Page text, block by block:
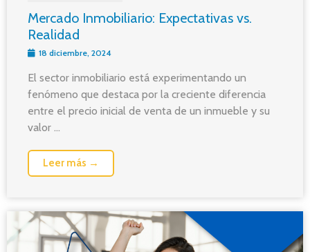
Mercado Inmobiliario: Expectativas vs.
Realidad
18 diciembre, 2024
El sector inmobiliario está experimentando un
fenómeno que destaca por la creciente diferencia
entre el precio inicial de venta de un inmueble y su
valor ...
Leer más →